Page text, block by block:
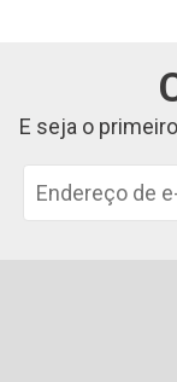
E seja o